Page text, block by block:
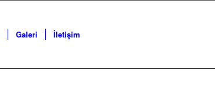
Galeri İletişim